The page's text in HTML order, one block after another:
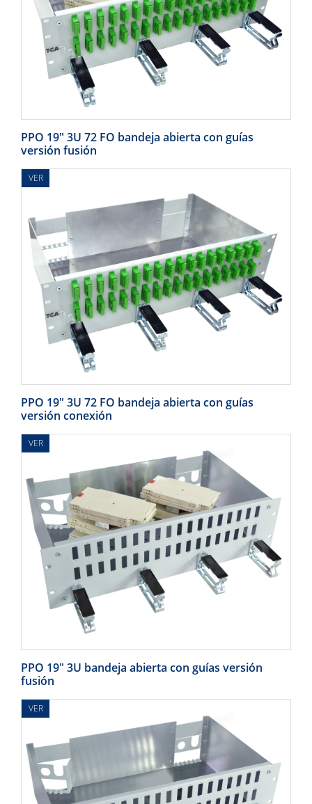
PPO 19" 3U 72 FO bandeja abierta con guías
versión fusión
VER
PPO 19" 3U 72 FO bandeja abierta con guías
versión conexión
VER
PPO 19" 3U bandeja abierta con guías versión
fusión
VER